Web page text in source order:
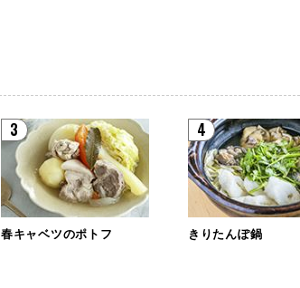
3
春キャベツのポトフ
4
きりたんぽ鍋